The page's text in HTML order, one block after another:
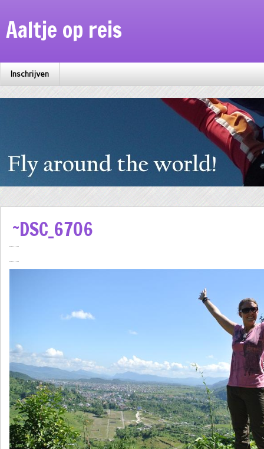
Aaltje op reis
Inschrijven
~DSC_6706